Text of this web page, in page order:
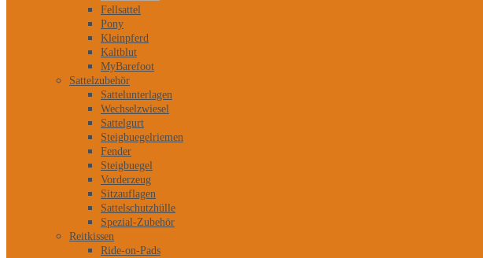
Fellsattel
Pony
Kleinpferd
Kaltblut
MyBarefoot
Sattelzubehör
Sattelunterlagen
Wechselzwiesel
Sattelgurt
Steigbuegelriemen
Fender
Steigbuegel
Vorderzeug
Sitzauflagen
Sattelschutzhülle
Spezial-Zubehör
Reitkissen
Ride-on-Pads